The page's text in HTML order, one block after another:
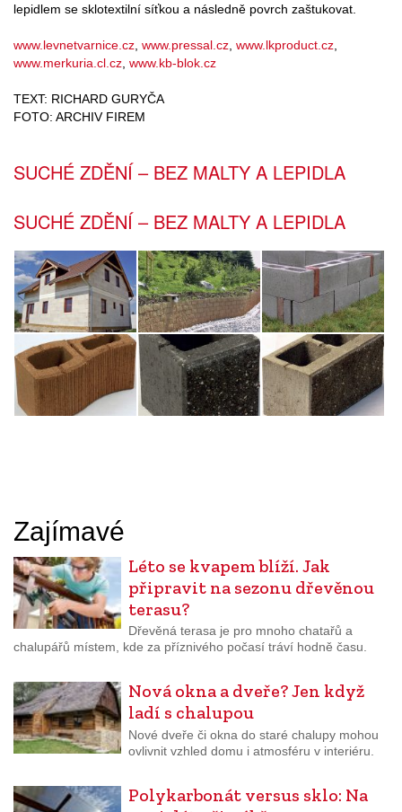
lepidlem se sklotextilní síťkou a následně povrch zaštukovat.
www.levnetvarnice.cz www.pressal.cz www.lkproduct.cz
www.merkuria.cl.cz www.kb-blok.cz
TEXT: RICHARD GURYČA
FOTO: ARCHIV FIREM
SUCHÉ ZDĚNÍ – BEZ MALTY A LEPIDLA
SUCHÉ ZDĚNÍ – BEZ MALTY A LEPIDLA
Zajímavé
Léto se kvapem blíží. Jak
připravit na sezonu dřevěnou
terasu?
Dřevěná terasa je pro mnoho chatařů a
chalupářů místem, kde za příznivého počasí tráví hodně času.
Nová okna a dveře? Jen když
ladí s chalupou
Nové dveře či okna do staré chalupy mohou
ovlivnit vzhled domu i atmosféru v interiéru.
Polykarbonát versus sklo: Na